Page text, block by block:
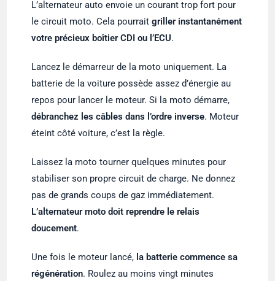
L’alternateur auto envoie un courant trop fort pour
le circuit moto. Cela pourraitgriller instantanément
votre précieux boîtier CDI ou l’ECU.
Lancez le démarreur de la moto uniquement. La
batterie de la voiture possède assez d’énergie au
repos pour lancer le moteur. Si la moto démarre,
débranchez les câbles dans l’ordre inverse. Moteur
éteint côté voiture, c’est la règle.
Laissez la moto tourner quelques minutes pour
stabiliser son propre circuit de charge. Ne donnez
pas de grands coups de gaz immédiatement.
L’alternateur moto doit reprendre le relais
doucement.
Une fois le moteur lancé, la batterie commence sa
régénération. Roulez au moins vingt minutes